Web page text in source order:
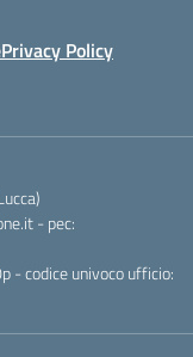
Privacy Policy
- pec:
- codice univoco ufficio: